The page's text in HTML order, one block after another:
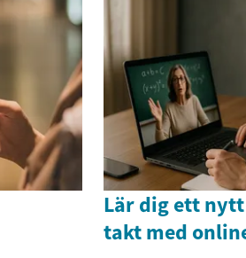
Lär dig ett
takt med